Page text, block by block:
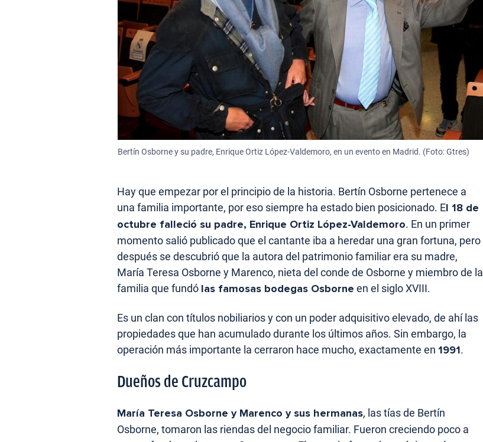
Bertín Osborne y su padre, Enrique Ortiz López-Valdemoro, en un evento en Madrid. (Foto: Gtres)
Hay que empezar por el principio de la historia. Bertín Osborne pertenece a
una familia importante, por eso siempre ha estado bien posicionado. El 18 de
octubre falleció su padre, Enrique Ortiz López-Valdemoro. En un primer
momento salió publicado que el cantante iba a heredar una gran fortuna, pero
después se descubrió que la autora del patrimonio familiar era su madre,
María Teresa Osborne y Marenco, nieta del conde de Osborne y miembro de la
familia que fundó las famosas bodegas Osborne en el siglo XVIII.
Es un clan con títulos nobiliarios y con un poder adquisitivo elevado, de ahí las
propiedades que han acumulado durante los últimos años. Sin embargo, la
operación más importante la cerraron hace mucho, exactamente en 1991.
Dueños de Cruzcampo
María Teresa Osborne y Marenco y sus hermanas, las tías de Bertín
Osborne, tomaron las riendas del negocio familiar. Fueron creciendo poco a